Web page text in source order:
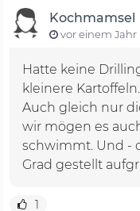
Kochmamsel
vor einem Jahr
Hatte keine
kleinere
Auch gleich nur
wir mögen es
schwimmt. Und -
Grad gestellt
1